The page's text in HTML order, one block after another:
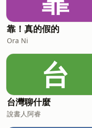
靠！真的假的
Ora Ni
台
台灣聊什麼
說書人阿睿